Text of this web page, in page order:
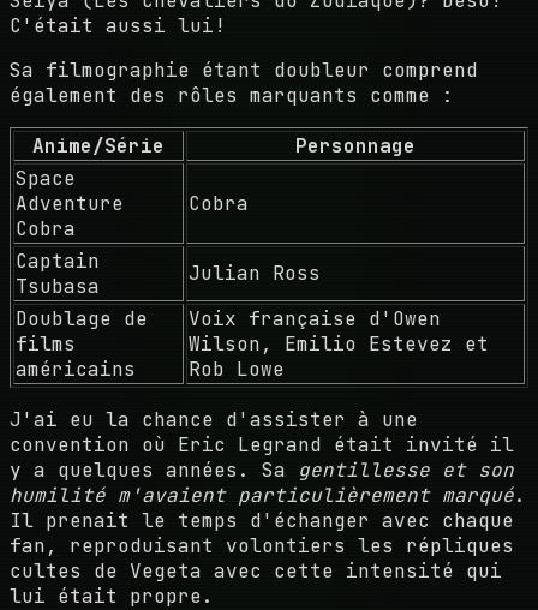
C'était aussi lui!
Sa filmographie étant doubleur comprend
également des rôles marquants comme :
Anime/Série
Personnage
Space
Adventure
Cobra
Cobra
Captain
Tsubasa
Julian Ross
Doublage de
films
américains
Voix française d'Owen
Wilson, Emilio Estevez et
Rob Lowe
J'ai eu la chance d'assister à une
convention où Eric Legrand était invité il
y a quelques années. Sa gentillesse et son
humilité m'avaient particulièrement marqué.
Il prenait le temps d'échanger avec chaque
fan, reproduisant volontiers les répliques
cultes de Vegeta avec cette intensité qui
lui était propre.